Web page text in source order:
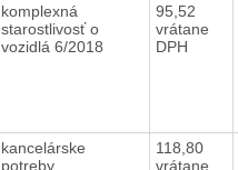
komplexná
starostlivosť o
vozidlá 6/2018
95,52
vrátane
DPH
kancelárske
potreby
118,80
vrátane